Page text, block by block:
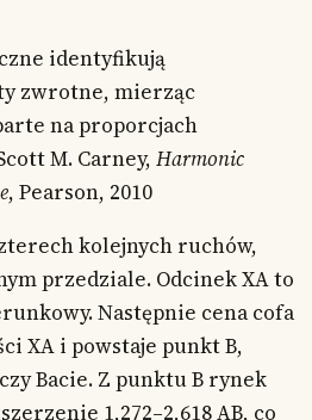
identyfikują
zwrotne, mierząc
na proporcjach
M. Carney, Harmonic
, Pearson, 2010
kolejnych ruchów,
przedziale. Odcinek XA to
Następnie cena cofa
XA i powstaje punkt B,
Bacie. Z punktu B rynek
1,272–2,618 AB, co